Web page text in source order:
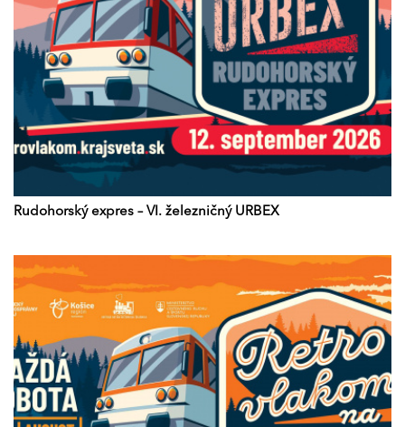
Rudohorský expres – VI. železničný URBEX